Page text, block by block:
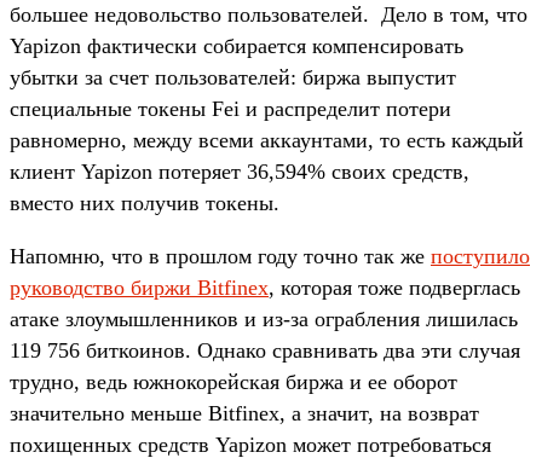
большее недовольство пользователей. Дело в том, что
Yapizon фактически собирается компенсировать
убытки за счет пользователей: биржа выпустит
специальные токены Fei и распределит потери
равномерно, между всеми аккаунтами, то есть каждый
клиент Yapizon потеряет 36,594% своих средств,
вместо них получив токены.
Напомню, что в прошлом году точно так же поступило
руководство биржи Bitfinex, которая тоже подверглась
атаке злоумышленников и из-за ограбления лишилась
119 756 биткоинов. Однако сравнивать два эти случая
трудно, ведь южнокорейская биржа и ее оборот
значительно меньше Bitfinex, а значит, на возврат
похищенных средств Yapizon может потребоваться